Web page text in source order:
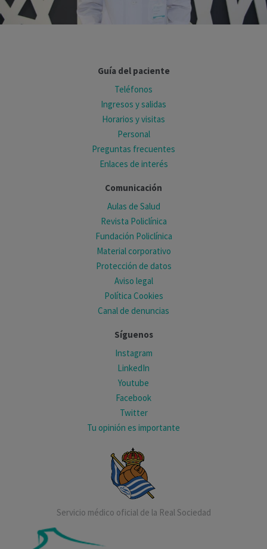
Guía del paciente
Teléfonos
Ingresos y salidas
Horarios y visitas
Personal
Preguntas frecuentes
Enlaces de interés
Comunicación
Aulas de Salud
Revista Policlínica
Fundación Policlínica
Material corporativo
Protección de datos
Aviso legal
Política Cookies
Canal de denuncias
Síguenos
Instagram
LinkedIn
Youtube
Facebook
Twitter
Tu opinión es importante
Servicio médico oficial de la Real Sociedad